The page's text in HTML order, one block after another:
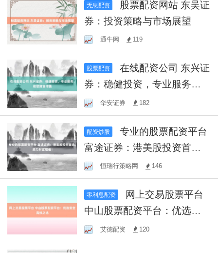
无息配资
券：投资策略与市场展望
通牛网 119
股票配资
在线配资公司 东兴证
券：稳健投资，专业服务，
助您财富增值
华安证券 182
配资炒股
专业的股票配资平台
富途证券：港美股投资首
选，助力财富增值！
恒瑞行策略网 146
零利息配资
中山股票配资平台：优选安
全高效之选
艾德配资 120